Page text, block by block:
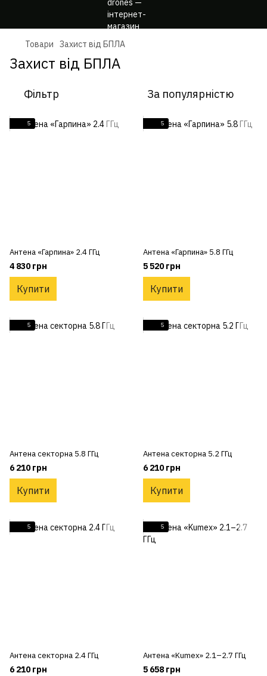
Товари Захист від БПЛА
Захист від БПЛА
Фільтр За популярністю
5
Антена «Гарпина» 2.4 ГГц
4 830 грн
Купити
5
Антена «Гарпина» 5.8 ГГц
5 520 грн
Купити
5
Антена секторна 5.8 ГГц
6 210 грн
Купити
5
Антена секторна 5.2 ГГц
6 210 грн
Купити
5
Антена секторна 2.4 ГГц
6 210 грн
5
Антена «Kumex» 2.1–2.7 ГГц
5 658 грн